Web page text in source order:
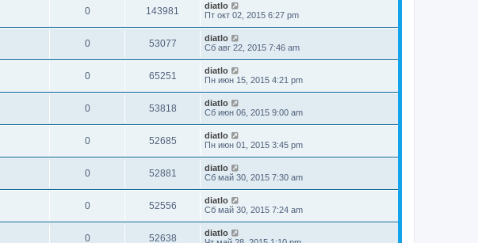
0 143981
diatlo
Пт окт 02, 2015 6:27 pm
0 53077
diatlo
Сб авг 22, 2015 7:46 am
0 65251
diatlo
Пн июн 15, 2015 4:21 pm
0 53818
diatlo
Сб июн 06, 2015 9:00 am
0 52685
diatlo
Пн июн 01, 2015 3:45 pm
0 52881
diatlo
Сб май 30, 2015 7:30 am
0 52556
diatlo
Сб май 30, 2015 7:24 am
0 52638
diatlo